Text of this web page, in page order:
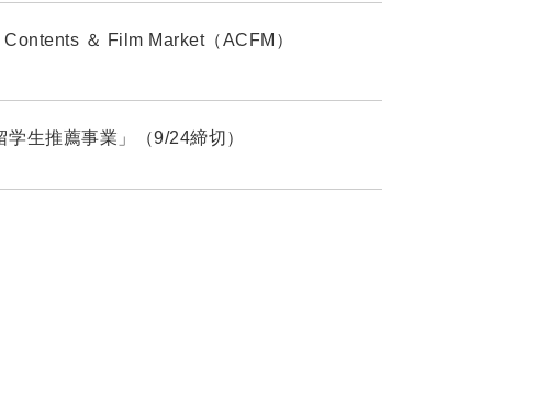
＆ Film Market（ACFM）
生推薦事業」（9/24締切）